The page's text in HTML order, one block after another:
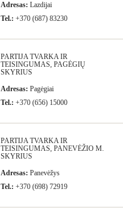
Adresas: Lazdijai
Tel.: +370 (687) 83230
PARTIJA TVARKA IR
TEISINGUMAS, PAGĖGIŲ
SKYRIUS
Adresas: Pagėgiai
Tel.: +370 (656) 15000
PARTIJA TVARKA IR
TEISINGUMAS, PANEVĖŽIO M.
SKYRIUS
Adresas: Panevėžys
Tel.: +370 (698) 72919